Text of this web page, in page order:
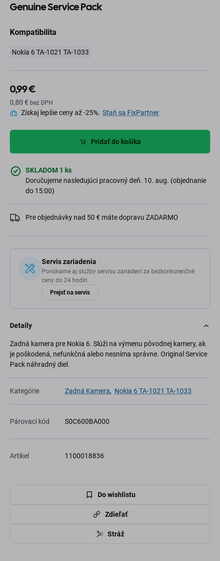
Genuine Service Pack
Kompatibilita
Nokia 6 TA-1021 TA-1033
0,99 €
0,80 € bez DPH
Získaj lepšie ceny až -25%. Staň sa FixPartner
Pridať do košíka
SKLADOM 1 ks
Doručujeme nasledujúci pracovný deň. 10. aug. (objednanie
do 15:00)
Pre objednávky nad 50 € máte dopravu ZADARMO
Servis zariadenia
Ponúkame aj služby servisu zariadení za bezkonkurenčné
ceny do 24 hodín.
Prejsť na servis
Detaily
Zadná kamera pre Nokia 6. Slúži na výmenu pôvodnej kamery, ak
je poškodená, nefunkčná alebo nesníma správne. Original Service
Pack náhradný diel.
Kategórie Zadná Kamera, Nokia 6 TA-1021 TA-1033
Párovací kód S0C600BA000
Artikel 1100018836
Do wishlistu
Zdieľať
Stráž